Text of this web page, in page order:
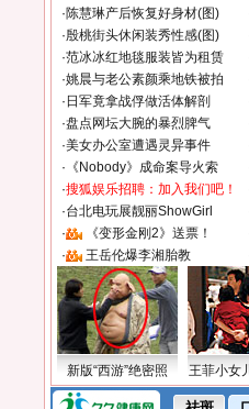
·陈慧琳产后恢复好身材(图)
·殷桃街头休闲装秀性感(图)
·范冰冰红地毯服装皆为租赁
·姚晨与老公素颜乘地铁被拍
· 日军竟拿战俘做活体解剖
·盘点网坛大腕的暴烈脾气
·美女办公室遭遇灵异事件
· 《Nobody》成命案导火索
·搜狐娱乐招聘：加入我们吧！
·台北电玩展靓丽ShowGirl
·
《变形金刚2》送票！
·
王岳伦爆李湘胎教
新版“西游”绝密照 王菲小女